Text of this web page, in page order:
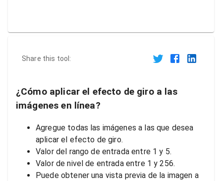
Share this tool:
¿Cómo aplicar el efecto de giro a las
imágenes en línea?
Agregue todas las imágenes a las que desea
aplicar el efecto de giro.
Valor del rango de entrada entre 1 y 5.
Valor de nivel de entrada entre 1 y 256.
Puede obtener una vista previa de la imagen a